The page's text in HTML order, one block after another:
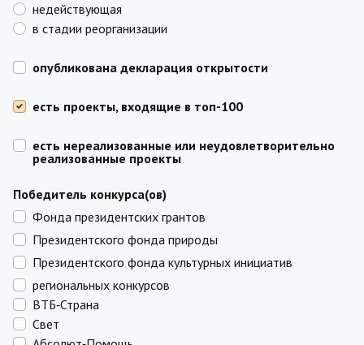
недействующая
в стадии реорганизации
опубликована декларация открытости
есть проекты, входящие в топ-100
есть нереализованные или неудовлетворительно
реализованные проекты
Победитель конкурса(ов)
Фонда президентских грантов
Президентского фонда природы
Президентского фонда культурных инициатив
региональных конкурсов
ВТБ‑Страна
Свет